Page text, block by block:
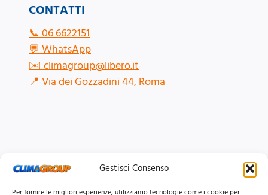
Gestisci Consenso
Per fornire le migliori esperienze, utilizziamo tecnologie come i cookie per
CONTATTI
📞06 6622151
💬WhatsApp
✉️climagroup@libero.it
📍Via dei Gozzadini 44, Roma